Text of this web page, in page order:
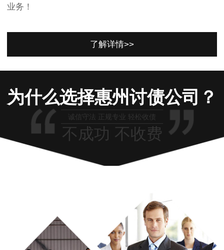
业务！
了解详情>>
为什么选择惠州讨债公司？
诚信守法 正规专业 轻松收债
不成功 不收费